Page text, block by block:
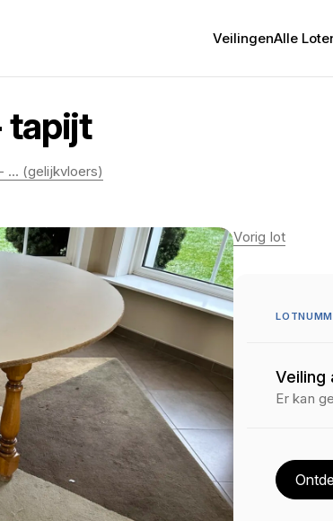
VeilingenAlle
tapijt
... (gelijkvloers)
Vorig lot
Veiling
Er kan